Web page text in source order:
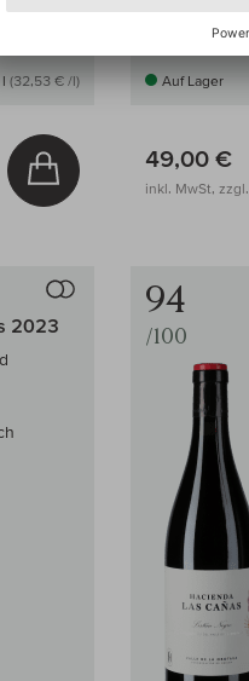
(32,53 € /l)
In den Warenkorb
Auf Lager
49,00 €
inkl. MwSt, zzgl.
2023
94
/100